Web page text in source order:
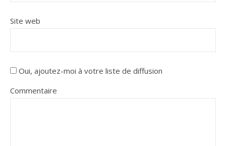
Site web
Oui, ajoutez-moi à votre liste de diffusion
Commentaire